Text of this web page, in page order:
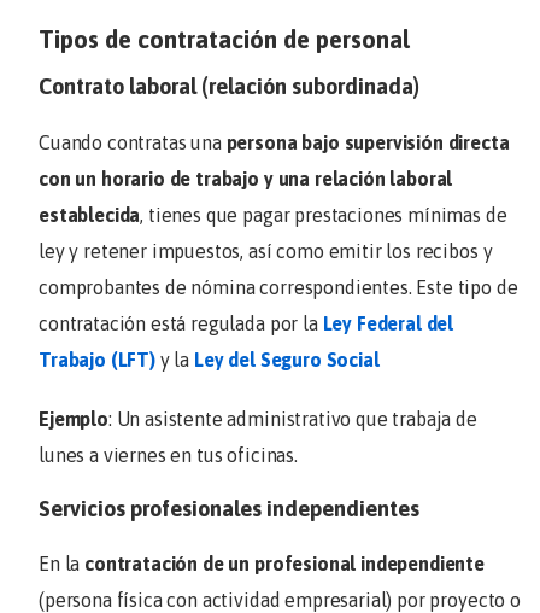
Tipos de contratación de personal
Contrato laboral (relación subordinada)
Cuando contratas una persona bajo supervisión directa
con un horario de trabajo y una relación laboral
establecida, tienes que pagar prestaciones mínimas de
ley y retener impuestos, así como emitir los recibos y
comprobantes de nómina correspondientes. Este tipo de
contratación está regulada por la Ley Federal del
Trabajo (LFT)y la Ley del Seguro Social
Ejemplo: Un asistente administrativo que trabaja de
lunes a viernes en tus oficinas.
Servicios profesionales independientes
En la contratación de un profesional independiente
(persona física con actividad empresarial) por proyecto o